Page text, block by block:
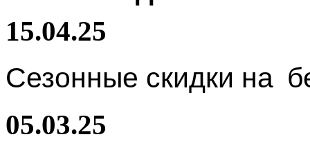
15.04.25
Сезонные скидки на
05.03.25